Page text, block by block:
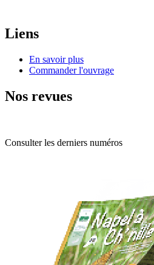
Liens
En savoir plus
Commander l'ouvrage
Nos revues
Consulter les derniers numéros